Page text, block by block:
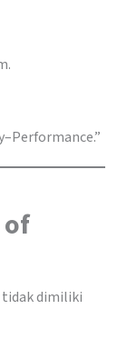
of
tidak dimiliki